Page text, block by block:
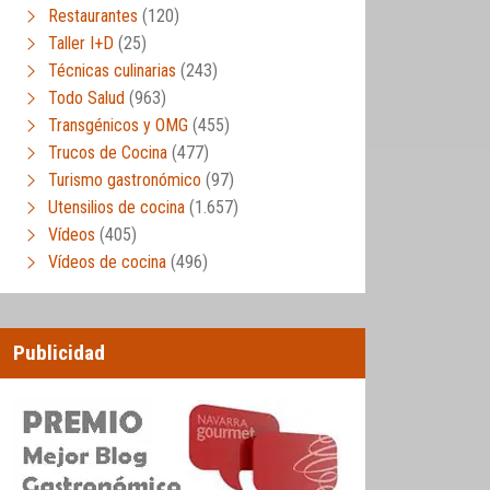
Restaurantes (120)
Taller I+D (25)
Técnicas culinarias (243)
Todo Salud (963)
Transgénicos y OMG (455)
Trucos de Cocina (477)
Turismo gastronómico (97)
Utensilios de cocina (1.657)
Vídeos (405)
Vídeos de cocina (496)
Publicidad